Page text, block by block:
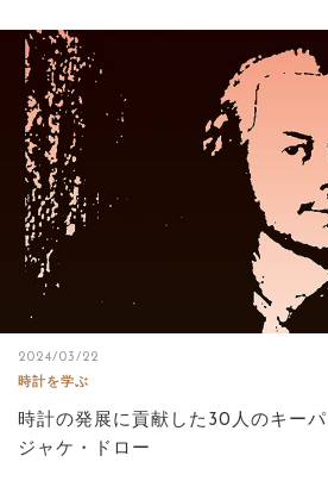
2024/03/22
時計を学ぶ
時計の発展に貢献した30人のキー
ジャケ・ドロー